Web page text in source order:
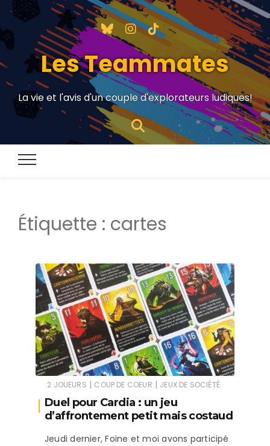
Les Teammates
La vie et l'avis d'un couple d'explorateurs ludiques!
Étiquette : cartes
2 JOUEURS | COUP DE COEUR | JEUX DE SOCIÉTÉ
Duel pour Cardia : un jeu
d’affrontement petit mais costaud
Jeudi dernier, Foine et moi avons participé